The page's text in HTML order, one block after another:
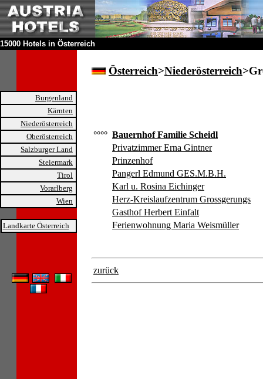
15000 Hotels in Österreich
Burgenland
Kärnten
Niederösterreich
Oberösterreich
Salzburger Land
Steiermark
Tirol
Vorarlberg
Wien
Landkarte Österreich
Österreich>Niederösterreich
°°°° Bauernhof Familie Scheidl
Privatzimmer Erna Gintner
Prinzenhof
Pangerl Edmund GES.M.B.H.
Karl u. Rosina Eichinger
Herz-Kreislaufzentrum Grossgerungs
Gasthof Herbert Einfalt
Ferienwohnung Maria Weismüller
zurück